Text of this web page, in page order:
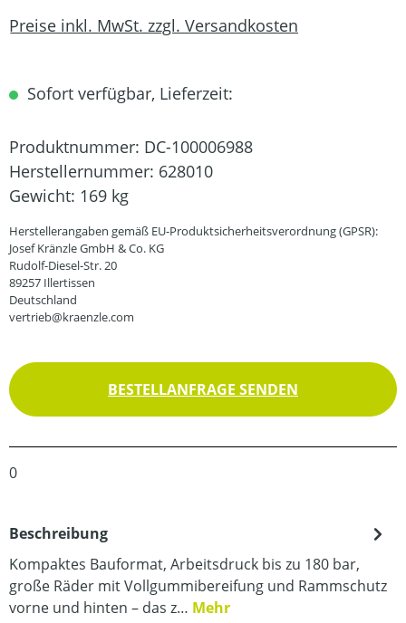
Preise inkl. MwSt. zzgl. Versandkosten
Sofort verfügbar, Lieferzeit:
Produktnummer: DC-100006988
Herstellernummer: 628010
Gewicht: 169 kg
Herstellerangaben gemäß EU-Produktsicherheitsverordnung (GPSR):
Josef Kränzle GmbH & Co. KG
Rudolf-Diesel-Str. 20
89257 Illertissen
Deutschland
vertrieb@kraenzle.com
BESTELLANFRAGE SENDEN
0
Beschreibung
Kompaktes Bauformat, Arbeitsdruck bis zu 180 bar,
große Räder mit Vollgummibereifung und Rammschutz
vorne und hinten – das z… Mehr